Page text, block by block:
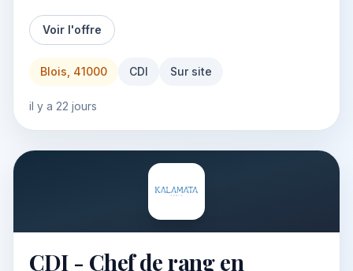
Voir l'offre
Blois, 41000 CDI Sur site
il y a 22 jours
CDI - Chef de rang en